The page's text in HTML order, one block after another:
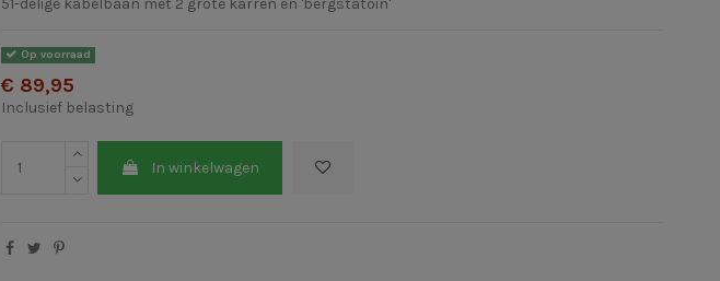
Op voorraad
€ 89,95
Inclusief belasting
In winkelwagen